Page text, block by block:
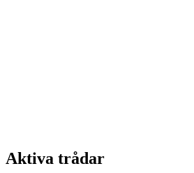
Aktiva trådar